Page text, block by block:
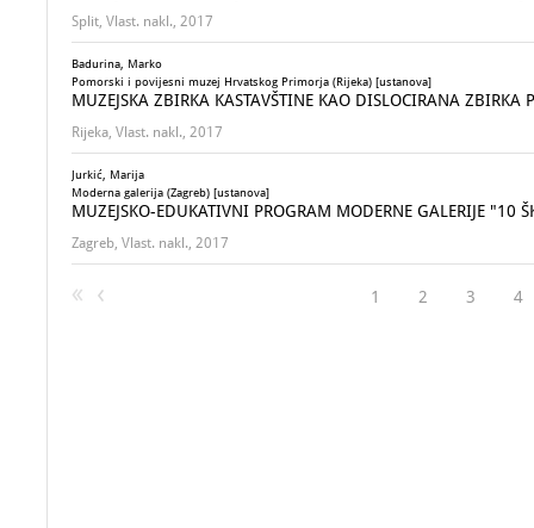
Split, Vlast. nakl., 2017
Badurina, Marko
Pomorski i povijesni muzej Hrvatskog Primorja (Rijeka) [ustanova]
MUZEJSKA ZBIRKA KASTAVŠTINE KAO DISLOCIRANA ZBIRKA
Rijeka, Vlast. nakl., 2017
Jurkić, Marija
Moderna galerija (Zagreb) [ustanova]
MUZEJSKO-EDUKATIVNI PROGRAM MODERNE GALERIJE "10
Zagreb, Vlast. nakl., 2017
1 2 3 4